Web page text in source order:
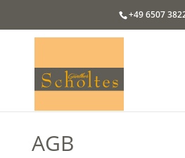
+49 6507
AGB